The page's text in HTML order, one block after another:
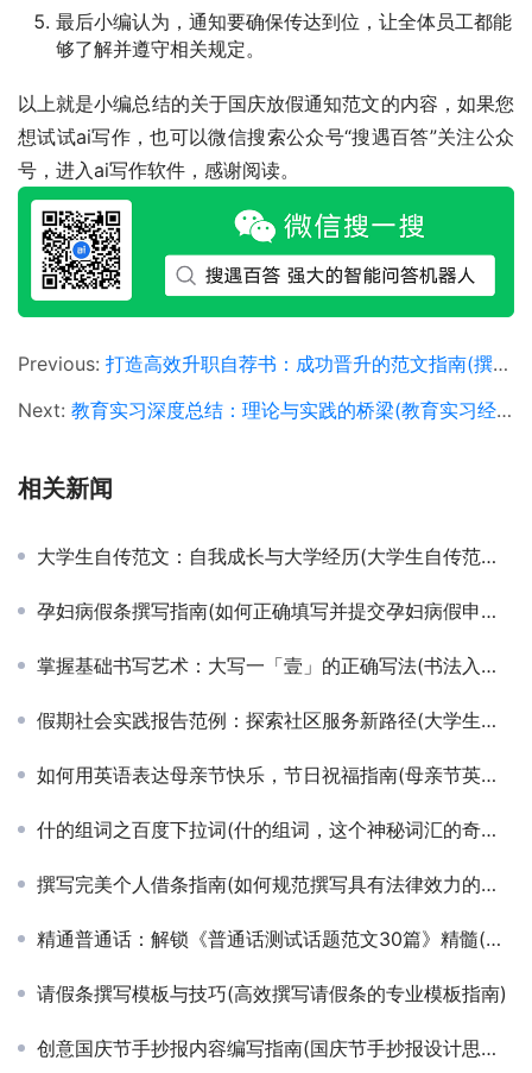
最后小编认为，通知要确保传达到位，让全体员工都能
够了解并遵守相关规定。
以上就是小编总结的关于国庆放假通知范文的内容，如果您
想试试ai写作，也可以微信搜索公众号“搜遇百答”关注公众
号，进入ai写作软件，感谢阅读。
Previous: 打造高效升职自荐书：成功晋升的范文指南(撰写升职自荐信：展现职业成长与贡献的长尾策略)
Next: 教育实习深度总结：理论与实践的桥梁(教育实习经历与个人成长的长效影响分析)
相关新闻
大学生自传范文：自我成长与大学经历(大学生自传范文：个人成长与大学经验的分享)
孕妇病假条撰写指南(如何正确填写并提交孕妇病假申请条)
掌握基础书写艺术：大写一「壹」的正确写法(书法入门教程：详解大写数字一「壹」的书写技巧与要点)
假期社会实践报告范例：探索社区服务新路径(大学生假期社会实践报告，深入社区服务的实践体验与反思)
如何用英语表达母亲节快乐，节日祝福指南(母亲节英文祝福语大全与庆祝方式建议)
什的组词之百度下拉词(什的组词，这个神秘词汇的奇妙组合)
撰写完美个人借条指南(如何规范撰写具有法律效力的个人借条模板)
精通普通话：解锁《普通话测试话题范文30篇》精髓(提升普通话水平必备：《普通话测试话题范文30篇》深度解析)
请假条撰写模板与技巧(高效撰写请假条的专业模板指南)
创意国庆节手抄报内容编写指南(国庆节手抄报设计思路与素材精选)